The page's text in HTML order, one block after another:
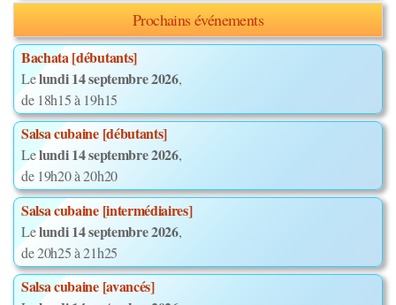
Prochains événements
Bachata [débutants]
Lelundi 14 septembre 2026,
de 18h15 à 19h15
Salsa cubaine [débutants]
Lelundi 14 septembre 2026,
de 19h20 à 20h20
Salsa cubaine [intermédiaires]
Lelundi 14 septembre 2026,
de 20h25 à 21h25
Salsa cubaine [avancés]